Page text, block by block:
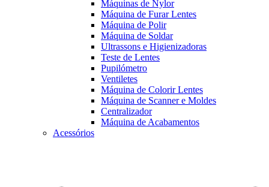
Máquinas de Nylor
Máquina de Furar Lentes
Máquina de Polir
Máquina de Soldar
Ultrassons e Higienizadoras
Teste de Lentes
Pupilómetro
Ventiletes
Máquina de Colorir Lentes
Máquina de Scanner e Moldes
Centralizador
Máquina de Acabamentos
Acessórios